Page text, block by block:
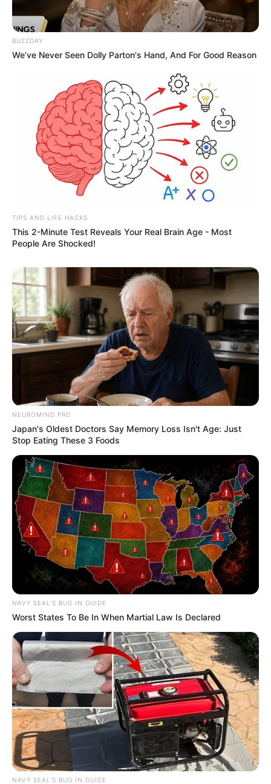
BUZZDAY
We’ve Never Seen Dolly Parton's Hand, And For Good Reason
TIPS AND LIFE HACKS
This 2-Minute Test Reveals Your Real Brain Age - Most
People Are Shocked!
NEUROMIND PRO
Japan's Oldest Doctors Say Memory Loss Isn't Age: Just
Stop Eating These 3 Foods
NAVY SEAL'S BUG IN GUIDE
Worst States To Be In When Martial Law Is Declared
NAVY SEAL'S BUG IN GUIDE